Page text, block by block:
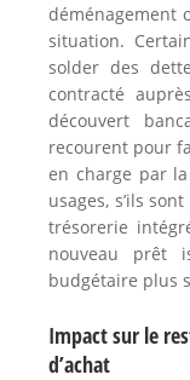
déménagement
situation.
solder des
contracté
découvert
recourent pour
en charge par
usages, s’ils
trésorerie
nouveau prêt
budgétaire plus
Impact sur le
d’achat